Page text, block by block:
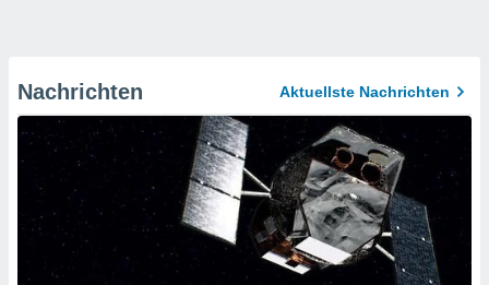
Nachrichten Aktuellste Nachrichten